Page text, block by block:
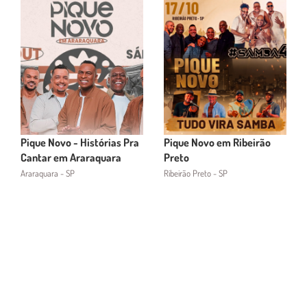
Pique Novo - Histórias Pra
Cantar em Araraquara
Araraquara - SP
Pique Novo em Ribeirão
Preto
Ribeirão Preto - SP